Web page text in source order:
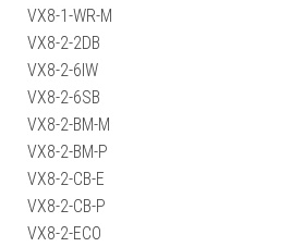
VX8-1-WR-M
VX8-2-2DB
VX8-2-6IW
VX8-2-6SB
VX8-2-BM-M
VX8-2-BM-P
VX8-2-CB-E
VX8-2-CB-P
VX8-2-ECO